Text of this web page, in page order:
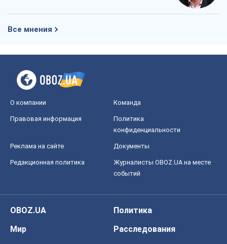
Все мнения
О компании Команда
Правовая информация
Политика
конфиденциальности
Реклама на сайте Документы
Редакционная политика
Журналисты OBOZ.UA на месте
событий
OBOZ.UA
Политика
Мир
Расследования